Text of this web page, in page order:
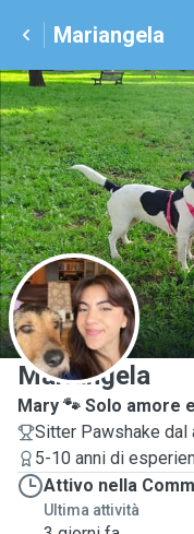
Mariangela
M
Mariangela
Mary 🐾 Solo
Sitter Pawshake dal
5-10 anni di
Attivo nella
Ultima attività